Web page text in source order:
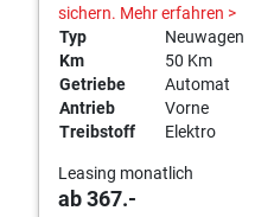
sichern. Mehr erfahren >
Typ
Neuwagen
Km
50 Km
Getriebe
Automat
Antrieb
Vorne
Treibstoff
Elektro
Leasing monatlich
ab 367.-